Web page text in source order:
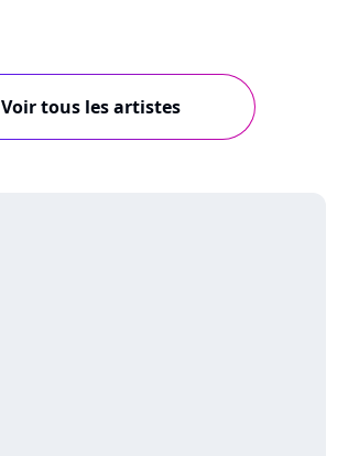
Voir tous les artistes